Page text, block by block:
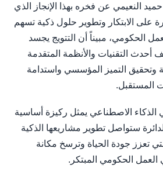
النعيمي عن فخره بهذا الإنجاز الذي
على الابتكار وتطوير حلول ذكية تسهم
الحكومي، مبيناً أن التتويج يجسد
أحدث التقنيات والأنظمة المتقدمة
وتحقيق التميز المؤسسي واستدامة
المستقبل.
الذكاء الاصطناعي يمثل ركيزة أساسية
ستواصل تطوير مشاريعها الذكية
تعزز جودة الحياة وترسخ مكانة
الحكومي المبتكر.